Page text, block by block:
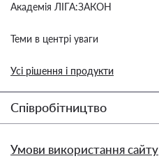
Академія ЛІГА:ЗАКОН
Теми в центрі уваги
Усі рішення і продукти
Співробітництво
Умови використання сайту